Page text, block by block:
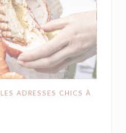
ADRESSES CHICS À